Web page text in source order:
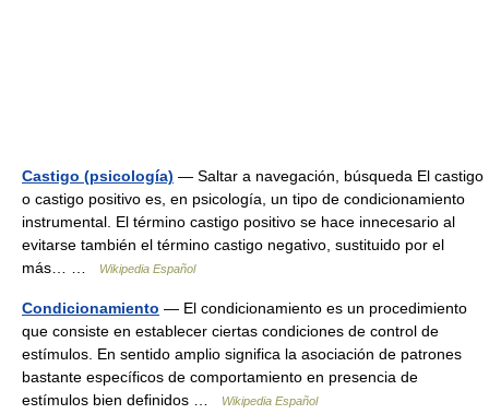
Castigo (psicología) — Saltar a navegación, búsqueda El castigo
o castigo positivo es, en psicología, un tipo de condicionamiento
instrumental. El término castigo positivo se hace innecesario al
evitarse también el término castigo negativo, sustituido por el
más… …
Wikipedia Español
Condicionamiento — El condicionamiento es un procedimiento
que consiste en establecer ciertas condiciones de control de
estímulos. En sentido amplio significa la asociación de patrones
bastante específicos de comportamiento en presencia de
estímulos bien definidos …
Wikipedia Español